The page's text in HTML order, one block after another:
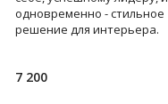
одновременно - стильное
решение для интерьера.
ти
7 200